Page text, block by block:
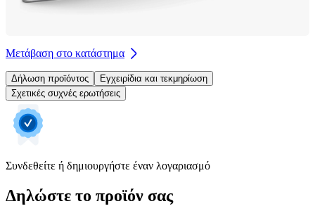
Μετάβαση στο κατάστημα
Δήλωση προϊόντος
Εγχειρίδια και τεκμηρίωση
Σχετικές συχνές ερωτήσεις
Συνδεθείτε ή δημιουργήστε έναν λογαριασμό
Δηλώστε το προϊόν σας